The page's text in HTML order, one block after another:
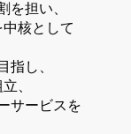
担い、
核として
し、
、
サービスを